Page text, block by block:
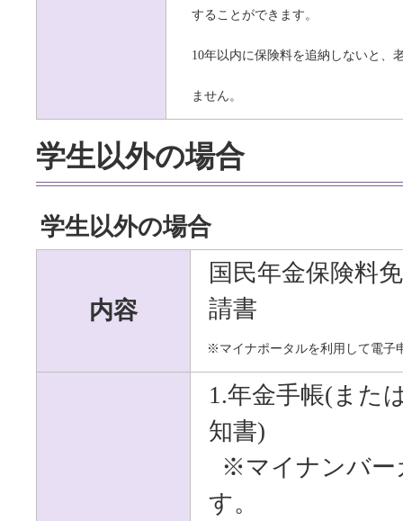
することができます。
10年以内に保険料を追納しないと、
ません。
学生以外の場合
学生以外の場合
内容
国民年金保険料
請書
※マイナポータルを利用して電子
1.年金手帳(また
知書)
※マイナンバー
す。